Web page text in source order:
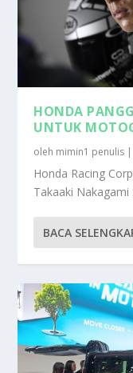
HONDA
UNTUK
oleh mimin1 penulis |
Honda Racing
Takaaki Nakagami
BACA